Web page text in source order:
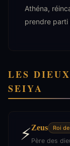
Athéna,
prendre parti
LES
SEIYA
⚡Zeus Roi
Père des